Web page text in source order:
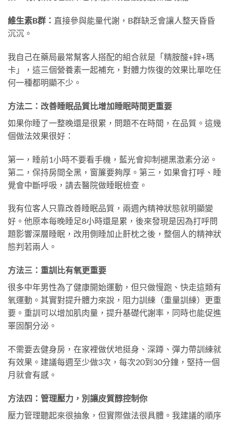
維生素B群： 直接參與能量代謝，B群缺乏會讓人整天昏昏
沉沉。
我自己在藥局最常幫客人搭配的組合就是「精胺酸+鋅+瑪
卡」，這三個營養素一起補充，對體力恢復的效果比單吃任
何一種都明顯不少。
方法二：改善睡眠品質比增加睡眠時間更重要
如果你睡了一整晚還是很累，問題不在時間，在品質。這幾
個做法效果很好：
第一，睡前1小時不要看手機，藍光會抑制褪黑激素分泌。
第二，保持房間全黑，窗簾要夠厚。第三，如果會打呼、睡
覺會中斷呼吸，請去醫院做睡眠檢查。
我有位客人只靠改善睡眠品質，兩週內精神狀態就明顯變
好。他原本每晚睡足8小時還是累，後來發現是因為打呼問
題影響深層睡眠，改用側睡加止鼾枕之後，整個人的精神狀
態判若兩人。
方法三：重訓比有氧更重要
很多中年男性為了健康開始運動，但只做慢跑、快走這類有
氧運動。其實對提升體力來說，阻力訓練（重量訓練）更重
要。重訓可以增加肌肉量，提升基礎代謝率，同時也能促進
睪固酮分泌。
不需要去健身房，在家裡做伏地挺身、深蹲、彈力帶訓練就
有效果。建議每週至少做3次，每次20到30分鐘，堅持一個
月就會有感。
方法四：管理壓力，別讓皮質醇控制你
壓力管理聽起來很抽象，但實際做法很具體。我建議的順序